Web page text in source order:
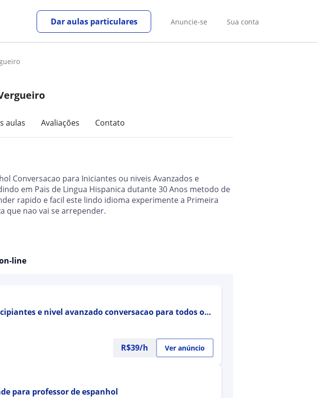
Anuncie-se Sua conta
Dar aulas particulares
aulas Avaliações Contato
Conversacao para Iniciantes ou niveis Avanzados e
em Pais de Lingua Hispanica dutante 30 Anos metodo de
rapido e facil este lindo idioma experimente a Primeira
que nao vai se arrepender.
line
e nivel avanzado conversacao para todos os
R$39/h Ver anúncio
para professor de espanhol